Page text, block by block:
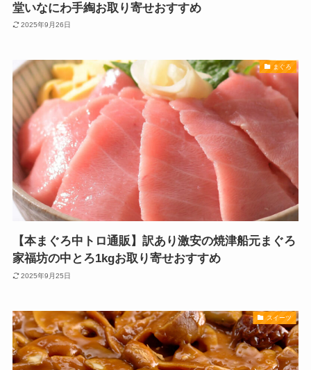
堂いなにわ手綯お取り寄せおすすめ
2025年9月26日
まぐろ
【本まぐろ中トロ通販】訳あり激安の焼津船元まぐろ
家福坊の中とろ1kgお取り寄せおすすめ
2025年9月25日
スイーツ